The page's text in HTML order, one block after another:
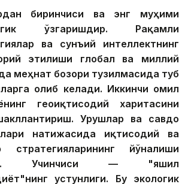
биринчиси ва энг муҳими
ўзгаришдир. Рақамли
ва сунъий интеллектнинг
этилиши глобал ва миллий
меҳнат бозори тузилмасида туб
олиб келади. Иккинчи омил
геоиқтисодий харитасини
Урушлар ва савдо
натижасида иқтисодий ва
стратегияларининг йўналиши
Учинчиси — "яшил
устунлиги. Бу экологик